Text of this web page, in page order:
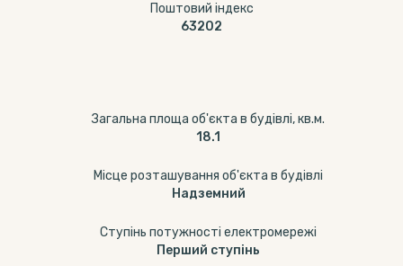
Поштовий індекс
63202
Загальна площа об'єкта в будівлі, кв.м.
18.1
Місце розташування об'єкта в будівлі
Надземний
Ступінь потужності електромережі
Перший ступінь